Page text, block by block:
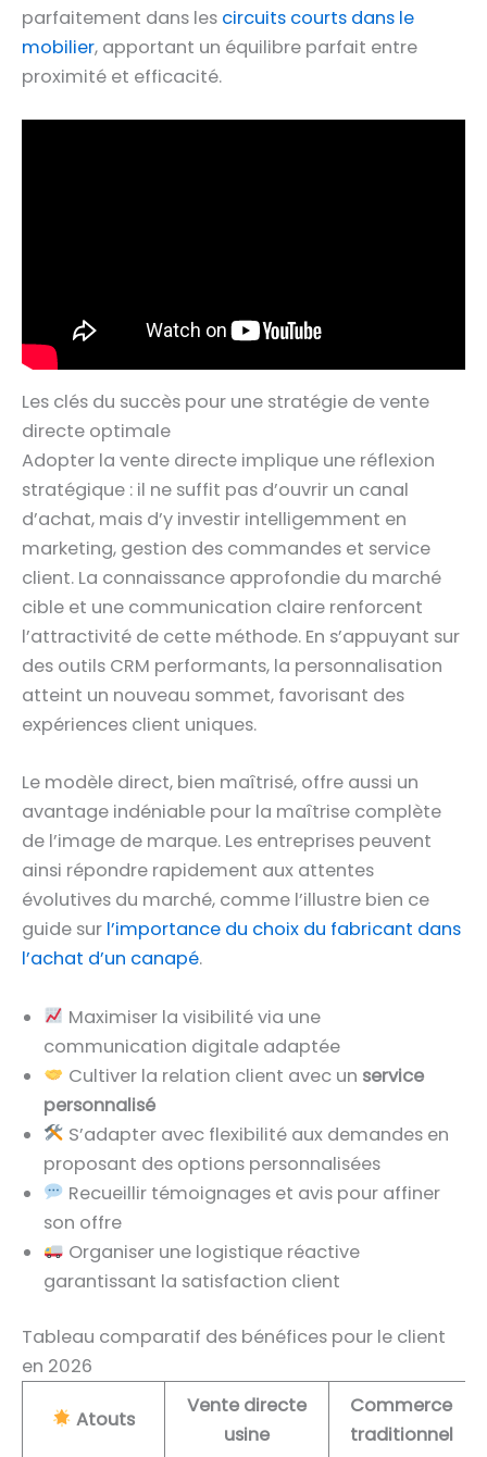
parfaitement dans les circuits courts dans le
mobilier, apportant un équilibre parfait entre
proximité et efficacité.
Les clés du succès pour une stratégie de vente
directe optimale
Adopter la vente directe implique une réflexion
stratégique : il ne suffit pas d’ouvrir un canal
d’achat, mais d’y investir intelligemment en
marketing, gestion des commandes et service
client. La connaissance approfondie du marché
cible et une communication claire renforcent
l’attractivité de cette méthode. En s’appuyant sur
des outils CRM performants, la personnalisation
atteint un nouveau sommet, favorisant des
expériences client uniques.
Le modèle direct, bien maîtrisé, offre aussi un
avantage indéniable pour la maîtrise complète
de l’image de marque. Les entreprises peuvent
ainsi répondre rapidement aux attentes
évolutives du marché, comme l’illustre bien ce
guide sur l’importance du choix du fabricant dans
l’achat d’un canapé.
Maximiser la visibilité via une
communication digitale adaptée
Cultiver la relation client avec un service
personnalisé
S’adapter avec flexibilité aux demandes en
proposant des options personnalisées
Recueillir témoignages et avis pour affiner
son offre
Organiser une logistique réactive
garantissant la satisfaction client
Tableau comparatif des bénéfices pour le client
en 2026
Atouts
Vente directe
usine
Commerce
traditionnel